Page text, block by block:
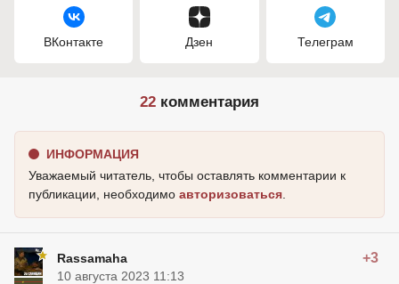
ВКонтакте Дзен Телеграм
22 комментария
ИНФОРМАЦИЯ
Уважаемый читатель, чтобы оставлять комментарии к
публикации, необходимо авторизоваться
Rassamaha +3
10 августа 2023 11:13